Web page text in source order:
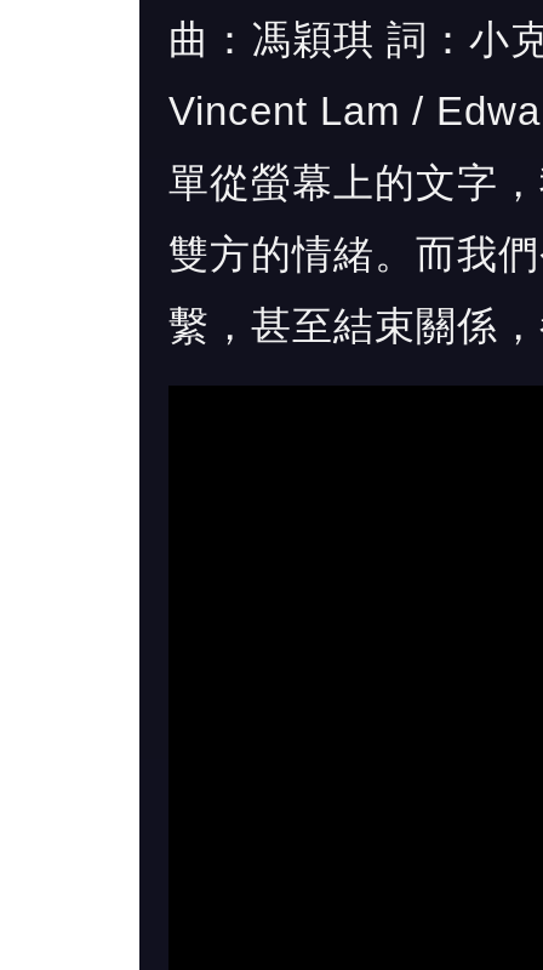
曲：馮穎琪 詞：小
Vincent Lam /
單從螢幕上的文字
雙方的情緒。而我
繫，甚至結束關係